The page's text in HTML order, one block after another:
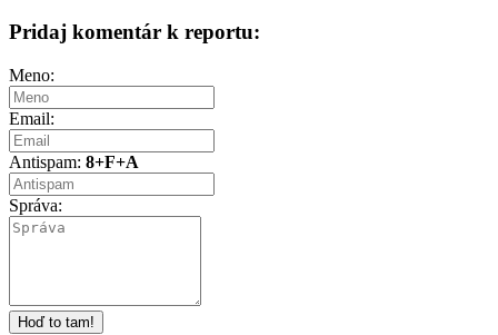
Pridaj komentár k reportu:
Meno:
Email:
Antispam: 8+F+A
Správa: